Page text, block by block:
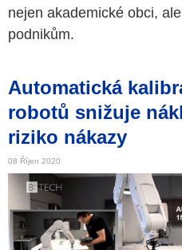
nejen akademické obci,
podnikům.
Automatická
robotů snižuje
riziko nákazy
08 Říjen 2020